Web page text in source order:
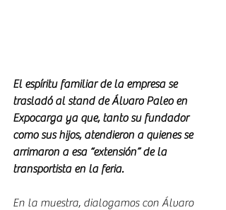
El espíritu familiar de la empresa se
trasladó al stand de Álvaro Paleo en
Expocarga ya que, tanto su fundador
como sus hijos, atendieron a quienes se
arrimaron a esa “extensión” de la
transportista en la feria.
En la muestra, dialogamos con Álvaro